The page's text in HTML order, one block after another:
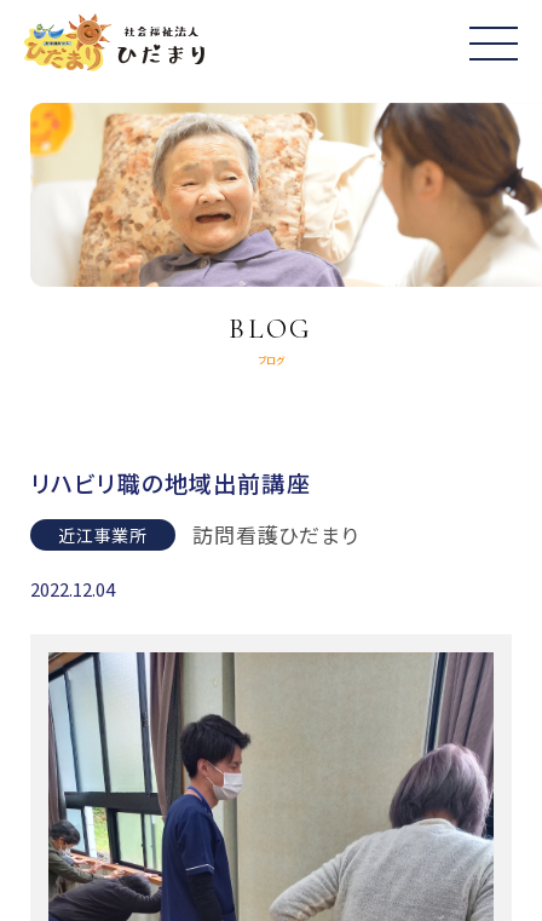
BLOG
ブログ
リハビリ職の地域出前講座
近江事業所 訪問看護ひだまり
2022.12.04